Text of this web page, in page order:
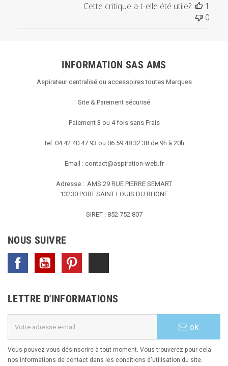
Cette critique a-t-elle été utile?
1
0
INFORMATION SAS AMS
Aspirateur centralisé ou accessoires toutes Marques
Site & Paiement sécurisé
Paiement 3 ou 4 fois sans Frais
Tel: 04 42 40 47 93 ou 06 59 48 32 38 de 9h à 20h
Email : contact@aspiration-web.fr
Adresse : AMS 29 RUE PIERRE SEMART
13230 PORT SAINT LOUIS DU RHONE
SIRET : 852 752 807
NOUS SUIVRE
Facebook YouTube
LETTRE D'INFORMATIONS
ok
Vous pouvez vous désinscrire à tout moment. Vous trouverez pour cela
nos informations de contact dans les conditions d'utilisation du site.